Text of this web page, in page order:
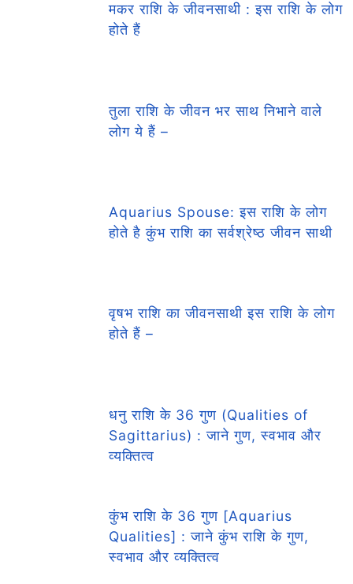
मकर राशि के जीवनसाथी : इस राशि के लोग
होते हैं
तुला राशि के जीवन भर साथ निभाने वाले
लोग ये हैं –
Aquarius Spouse: इस राशि के लोग
होते है कुंभ राशि का सर्वश्रेष्ठ जीवन साथी
वृषभ राशि का जीवनसाथी इस राशि के लोग
होते हैं –
धनु राशि के 36 गुण (Qualities of
Sagittarius) : जाने गुण, स्वभाव और
व्यक्तित्व
कुंभ राशि के 36 गुण [Aquarius
Qualities] : जाने कुंभ राशि के गुण,
स्वभाव और व्यक्तित्व